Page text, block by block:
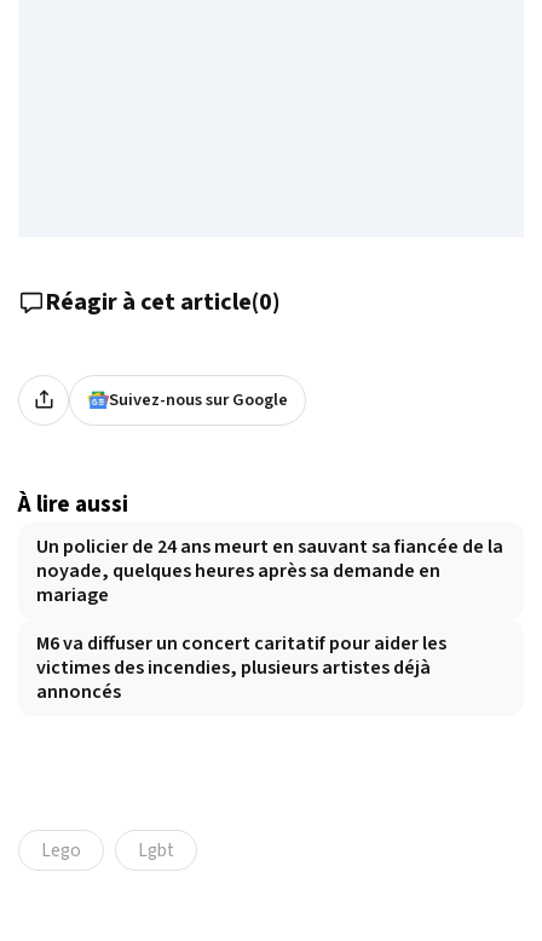
Réagir à cet article(0)
Suivez-nous sur Google
À lire aussi
Un policier de 24 ans meurt en sauvant sa fiancée de la
noyade, quelques heures après sa demande en
mariage
M6 va diffuser un concert caritatif pour aider les
victimes des incendies, plusieurs artistes déjà
annoncés
Lego Lgbt